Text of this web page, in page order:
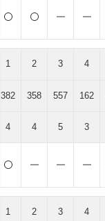
1 2 3 4
382 358 557 162
4 4 5 3
1 2 3 4